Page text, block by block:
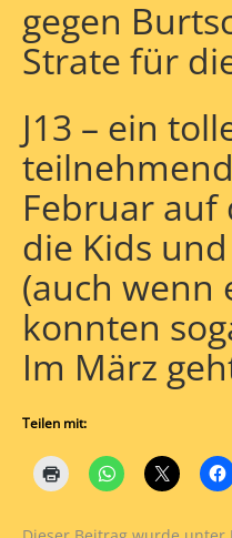
gegen
Strate für
J13 – ein
Februar auf
die Kids
(auch wenn
konnten
Im März
Teilen mit: